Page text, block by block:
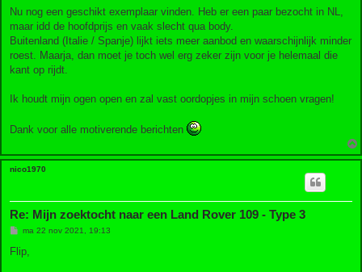
Nu nog een geschikt exemplaar vinden. Heb er een paar bezocht in NL,
maar idd de hoofdprijs en vaak slecht qua body.
Buitenland (Italie / Spanje) lijkt iets meer aanbod en waarschijnlijk minder
roest. Maarja, dan moet je toch wel erg zeker zijn voor je helemaal die
kant op rijdt.
Ik houdt mijn ogen open en zal vast oordopjes in mijn schoen vragen!
Dank voor alle motiverende berichten
nico1970
Re: Mijn zoektocht naar een Land Rover 109 - Type 3
B
r
ma 22 nov 2021, 19:13
Flip,